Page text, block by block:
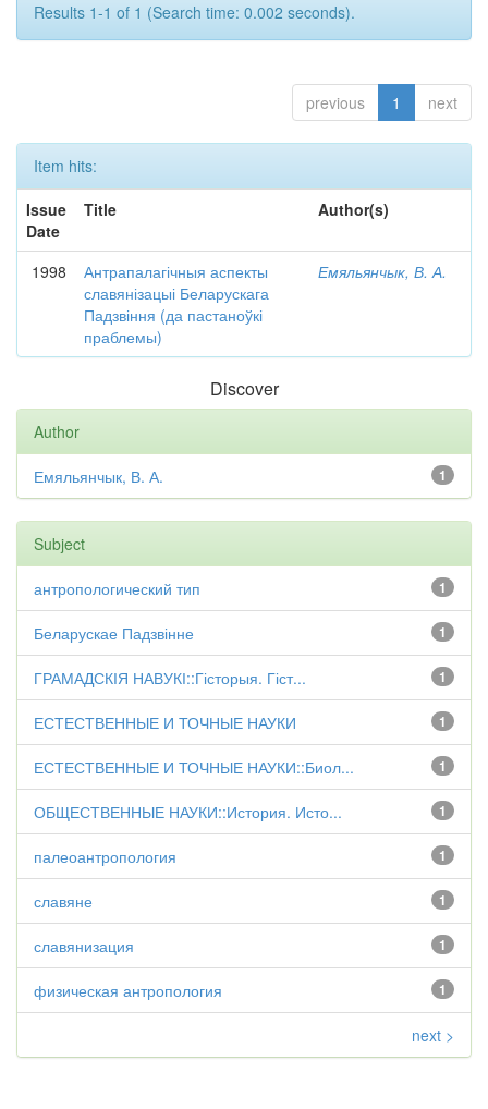
Results 1-1 of 1 (Search time: 0.002 seconds).
previous 1 next
Item hits:
Issue
Date
Title Author(s)
1998
Антрапалагічныя аспекты
славянізацыі Беларускага
Падзвіння (да пастаноўкі
праблемы)
Емяльянчык, В. А.
Discover
Author
1
Емяльянчык, В. А.
Subject
1
антропологический тип
1
Беларускае Падзвінне
1
ГРАМАДСКІЯ НАВУКІ::Гісторыя. Гіст...
1
ЕСТЕСТВЕННЫЕ И ТОЧНЫЕ НАУКИ
1
ЕСТЕСТВЕННЫЕ И ТОЧНЫЕ НАУКИ::Биол...
1
ОБЩЕСТВЕННЫЕ НАУКИ::История. Исто...
1
палеоантропология
1
славяне
1
славянизация
1
физическая антропология
next >